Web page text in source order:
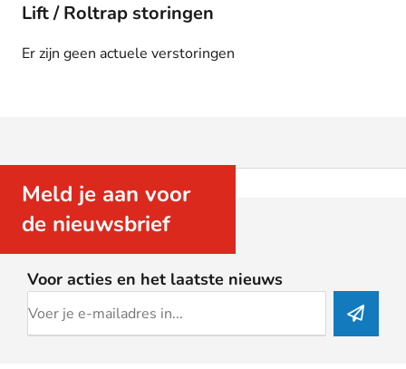
Lift / Roltrap storingen
Er zijn geen actuele verstoringen
Meld je aan voor
de nieuwsbrief
Voor acties en het laatste nieuws